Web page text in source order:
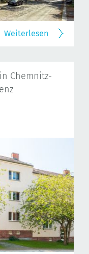
Weiterlesen
Chemnitz-